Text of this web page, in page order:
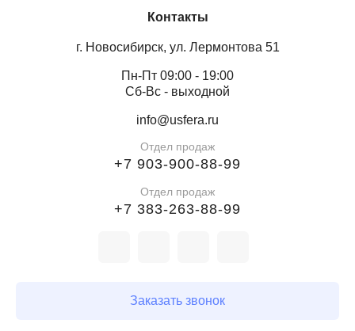
Нужна сетка точно под ваш батут? Отправьте
размеры — изготовим за короткий срок.
Контакты
г. Новосибирск, ул. Лермонтова 51
Пн-Пт 09:00 - 19:00
Сб-Вс - выходной
info@usfera.ru
Отдел продаж
+7 903-900-88-99
Отдел продаж
+7 383-263-88-99
Заказать звонок